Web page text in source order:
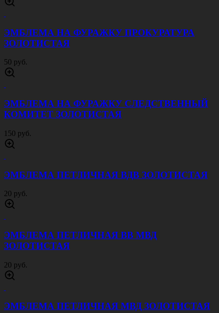
20 руб.
ЭМБЛЕМА ПЕТЛИЧНАЯ Юстиция МВД
20 руб.
ЗВЕЗДА МО РФ 13 ММ ОЛИВА
20 руб.
ЗВЕЗДА МО РФ 20 ММ ЗОЛОТАЯ
20 руб.
ЗВЕЗДА МО РФ 20 ММ ОЛИВА
20 руб.